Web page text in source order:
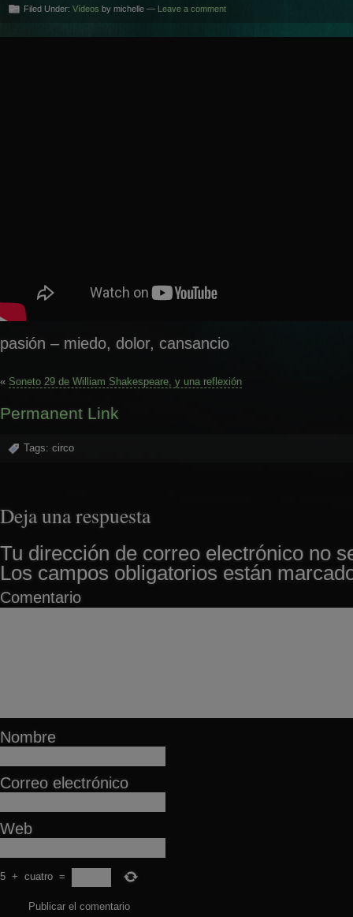
Filed Under: Vídeos by michelle — Leave a comment
pasión – miedo, dolor, cansancio
« Soneto 29 de William Shakespeare, y una reflexión
Permanent Link
Tags: circo
Deja una respuesta
Tu dirección de correo electrónico no
Los campos obligatorios están
Comentario
Nombre
Correo electrónico
Web
5 + cuatro =